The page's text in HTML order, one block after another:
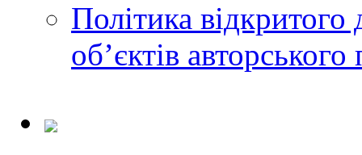
Політика
обʼєктів авторського